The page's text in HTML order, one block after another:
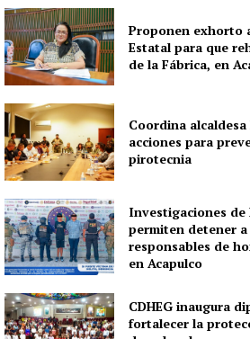
Proponen exhorto
Estatal para que
de la Fábrica, en
Coordina
acciones para
pirotecnia
Investigaciones de
permiten detener
responsables de
en Acapulco
CDHEG inaugura
fortalecer la